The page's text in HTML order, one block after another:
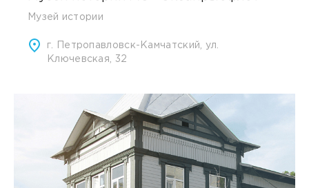
Музей истории
г. Петропавловск-Камчатский, ул.
Ключевская, 32